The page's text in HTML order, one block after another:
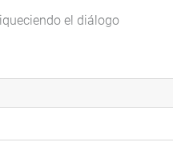
el diálogo
la relación entre
honor y emoción por la